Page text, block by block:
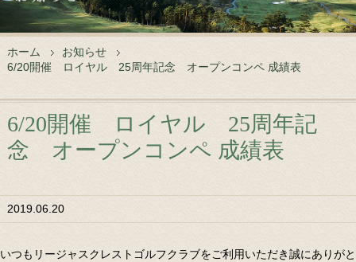
ホーム
お知らせ
6/20開催 ロイヤル 25周年記念 オープンコンペ 成績表
6/20開催 ロイヤル 25周年記
念 オープンコンペ 成績表
2019.06.20
いつもリージャスクレストゴルフクラブをご利用いただき誠にありがと